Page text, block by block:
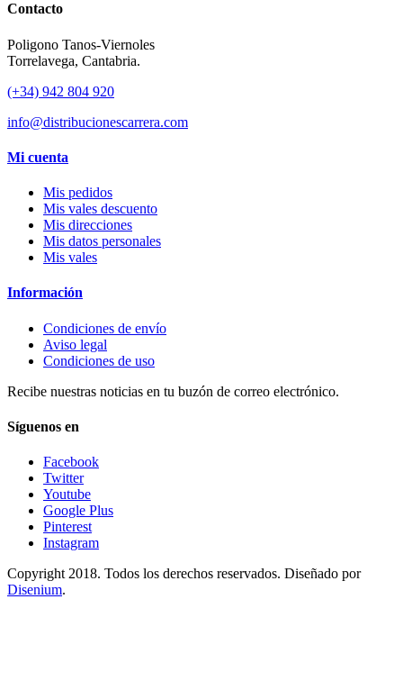
Contacto
Poligono Tanos-Viernoles
Torrelavega, Cantabria.
(+34) 942 804 920
info@distribucionescarrera.com
Mi cuenta
Mis pedidos
Mis vales descuento
Mis direcciones
Mis datos personales
Mis vales
Información
Condiciones de envío
Aviso legal
Condiciones de uso
Recibe nuestras noticias en tu buzón de correo electrónico.
Síguenos en
Facebook
Twitter
Youtube
Google Plus
Pinterest
Instagram
Copyright 2018. Todos los derechos reservados. Diseñado por
Disenium.